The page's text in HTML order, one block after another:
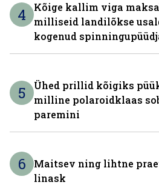
4
Kõige kallim viga
milliseid landilõkse
kogenud
5
Ühed prillid kõigiks
milline polaroidklaas
paremini
6
Maitsev ning lihtne
linask